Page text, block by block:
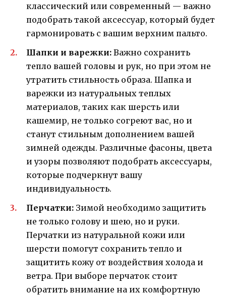
классический или современный — важно
подобрать такой аксессуар, который будет
гармонировать с вашим верхним пальто.
Шапки и варежки: Важно сохранить
тепло вашей головы и рук, но при этом не
утратить стильность образа. Шапка и
варежки из натуральных теплых
материалов, таких как шерсть или
кашемир, не только согреют вас, но и
станут стильным дополнением вашей
зимней одежды. Различные фасоны, цвета
и узоры позволяют подобрать аксессуары,
которые подчеркнут вашу
индивидуальность.
Перчатки: Зимой необходимо защитить
не только голову и шею, но и руки.
Перчатки из натуральной кожи или
шерсти помогут сохранить тепло и
защитить кожу от воздействия холода и
ветра. При выборе перчаток стоит
обратить внимание на их комфортную